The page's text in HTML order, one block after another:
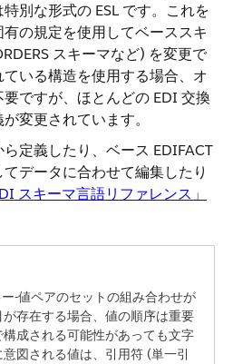
別な形式の ESL です。これを
の規定を使用してベーススキ
スキーマなど) を変更で
いる構造を使用する場合、オ
ですが、ほとんどの EDI 交換
変更されています。
定義したり、ベース EDIFACT
データに合わせて編集したり
スキーマ言語リファレンス」
-値ペアのセットの組み合わせが
存在する場合、値の順序は重要
成される可能性があっても文字
図される値は、引用符 (単一引